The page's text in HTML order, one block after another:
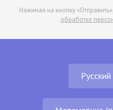
Нажимая на кнопку
обработке